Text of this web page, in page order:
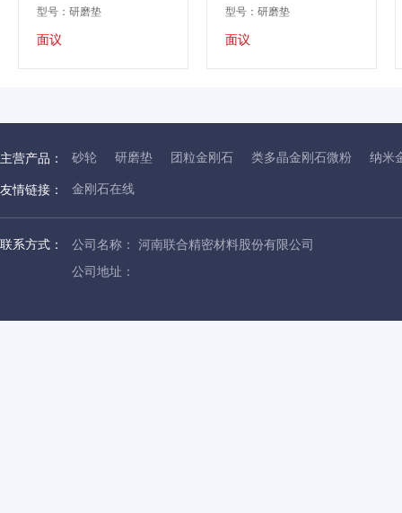
型号：研磨垫
面议
型号：研磨垫
面议
主营产品： 砂轮 研磨垫 团粒金刚石 类多晶金刚石微粉 纳米
友情链接： 金刚石在线
联系方式：
公司名称： 河南联合精密材料股份有限公司
公司地址：